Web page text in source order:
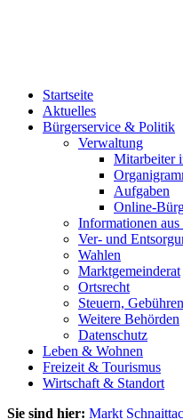
Startseite
Aktuelles
Bürgerservice & Politik
Verwaltung
Mitarbeiter
Aufgaben
Online-
Informationen
Ver- und
Wahlen
Marktgemeinderat
Ortsrecht
Steuern,
Weitere Behörden
Datenschutz
Leben & Wohnen
Freizeit & Tourismus
Wirtschaft & Standort
Sie sind hier: Markt